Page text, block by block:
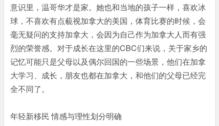
意识里，温哥华才是家。她也和当地的孩子一样，喜欢冰
球，不喜欢有点藐视加拿大的美国，体育比赛的时候，会
毫无疑问的支持加拿大，会因为自己作为加拿大人而有强
烈的荣誉感。对于成长在这里的CBC们来说，关于家乡的
记忆可能只是父母以及偶尔回国的一些场景，他们在加拿
大学习、成长，朋友也都在加拿大，和他们的父母已经完
全不同了。
年轻新移民 情感与理性划分明确